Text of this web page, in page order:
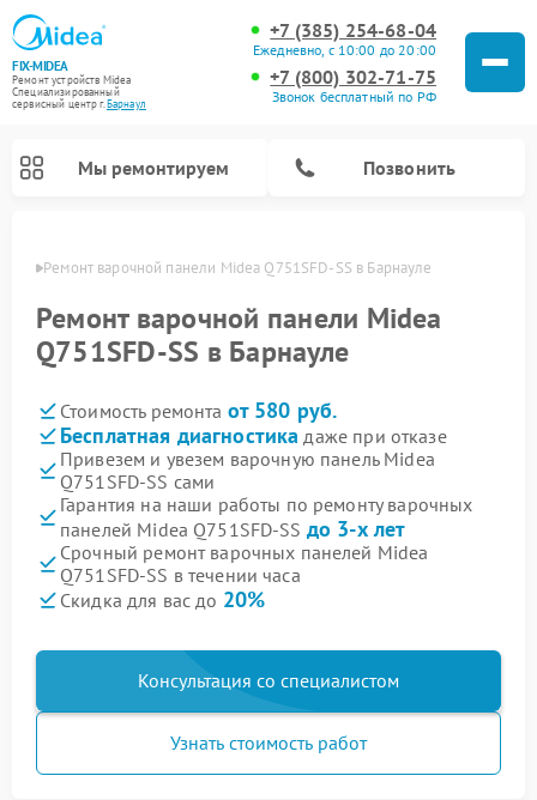
FIX-MIDEA
Ремонт устройств Midea
Специализированный
cервисный центр г.Барнаул
+7 (385) 254-68-04
Ежедневно, с 10:00 до 20:00
+7 (800) 302-71-75
Звонок бесплатный по РФ
Мы ремонтируем Позвонить
Ремонт варочной панели Midea Q751SFD-SS в Барнауле
Ремонт варочной панели Midea
Q751SFD-SS в Барнауле
Стоимость ремонта от 580 руб.
Бесплатная диагностика даже при отказе
Привезем и увезем варочную панель Midea
Q751SFD-SS сами
Гарантия на наши работы по ремонту варочных
панелей Midea Q751SFD-SS до 3-х лет
Срочный ремонт варочных панелей Midea
Q751SFD-SS в течении часа
Скидка для вас до 20%
Консультация со специалистом
Узнать стоимость работ